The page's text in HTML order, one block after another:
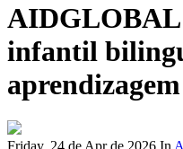
AIDGLOBAL
infantil